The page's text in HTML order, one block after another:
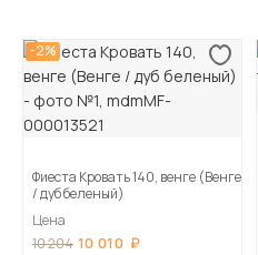
-2%
Фиеста Кровать 140, венге (Венге
/ дуб беленый)
Цена
10 204 10 010